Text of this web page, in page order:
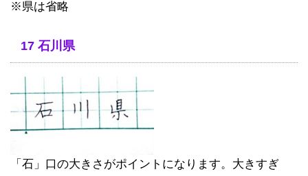
※県は省略
17 石川県
「石」口の大きさがポイントになります。大きすぎ